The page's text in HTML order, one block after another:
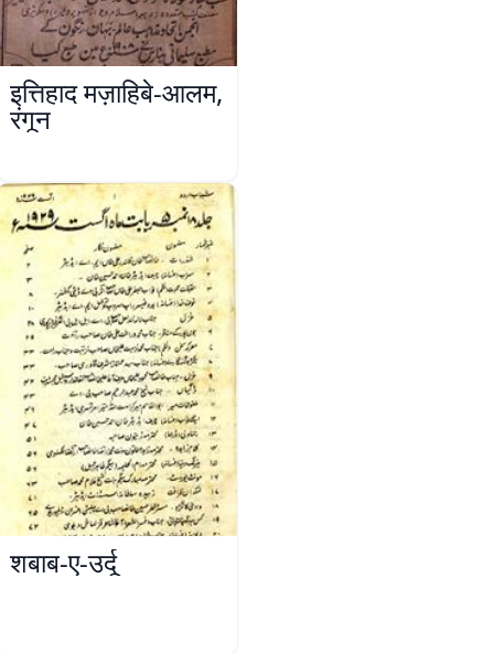
इत्तिहाद मज़ाहिबे-आलम,
रंगून
शबाब-ए-उर्दू